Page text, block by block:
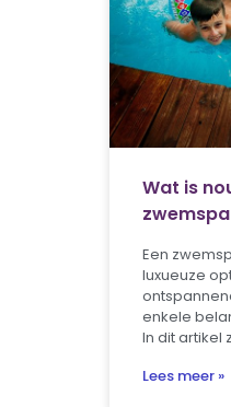
Wat is
Een
luxueuze
enkele
In dit artikel
Lees meer »